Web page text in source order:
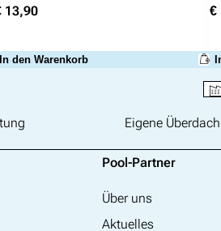
13,90
In den Warenkorb
€
Eigene
Pool-Partner
Über uns
Aktuelles